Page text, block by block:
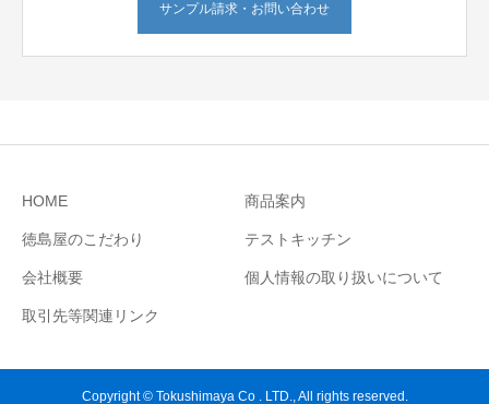
サンプル請求・お問い合わせ
HOME 商品案内
徳島屋のこだわり テストキッチン
会社概要 個人情報の取り扱いについて
取引先等関連リンク
Copyright © Tokushimaya Co . LTD., All rights reserved.